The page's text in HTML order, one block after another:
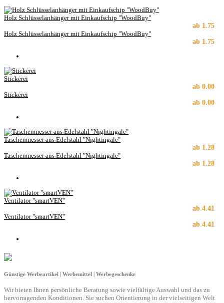
Holz Schlüsselanhänger mit Einkaufschip "WoodBuy"
ab 1.75
Holz Schlüsselanhänger mit Einkaufschip "WoodBuy"
ab 1.75
Stickerei
ab 0.00
Stickerei
ab 0.00
Taschenmesser aus Edelstahl "Nightingale"
ab 1.28
Taschenmesser aus Edelstahl "Nightingale"
ab 1.28
Ventilator "smartVEN"
ab 4.41
Ventilator "smartVEN"
ab 4.41
Günstige Werbeartikel | Werbemittel | Werbegeschenke
Wir bieten Ihnen persönliche Beratung sowie vielfältige Auswahl und das zu
hervorragenden Konditionen. Sie suchen Orientierung in der vielseitigen Welt